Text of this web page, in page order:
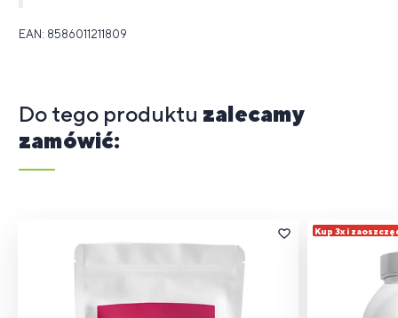
EAN: 8586011211809
Do tego produktu zalecamy
zamówić:
Kup 3x i